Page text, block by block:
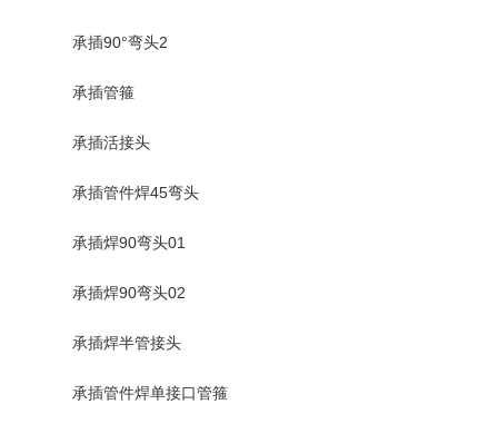
承插90°弯头2
承插管箍
承插活接头
承插管件焊45弯头
承插焊90弯头01
承插焊90弯头02
承插焊半管接头
承插管件焊单接口管箍